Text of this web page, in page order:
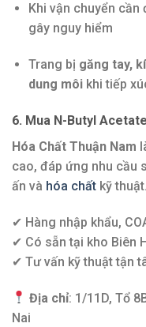
Khi vận chuyển
gây nguy hiểm
Trang bị găng tay,
dung môikhi tiếp
6. Mua N-Butyl
Hóa Chất Thuận Nam
cao, đáp ứng nhu cầu
ấn và hóa chất kỹ thuật.
✔ Hàng nhập khẩu,
✔ Có sẵn tại kho Biên
✔ Tư vấn kỹ thuật tận
Địa chỉ: 1/11D, Tổ
Nai